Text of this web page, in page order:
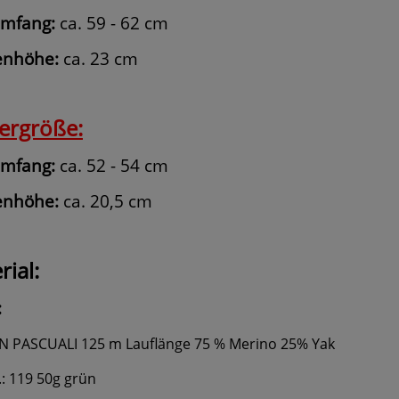
ca. 59 - 62 cm
ca. 23 cm
ca. 52 - 54 cm
ca. 20,5 cm
PASCUALI 125 m Lauflänge 75 % Merino 25% Yak
119 50g grün